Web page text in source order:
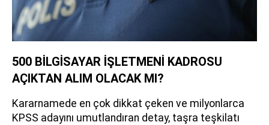
500 BİLGİSAYAR İŞLETMENİ KADROSU
AÇIKTAN ALIM OLACAK MI?
Kararnamede en çok dikkat çeken ve milyonlarca
KPSS adayını umutlandıran detay, taşra teşkilatı